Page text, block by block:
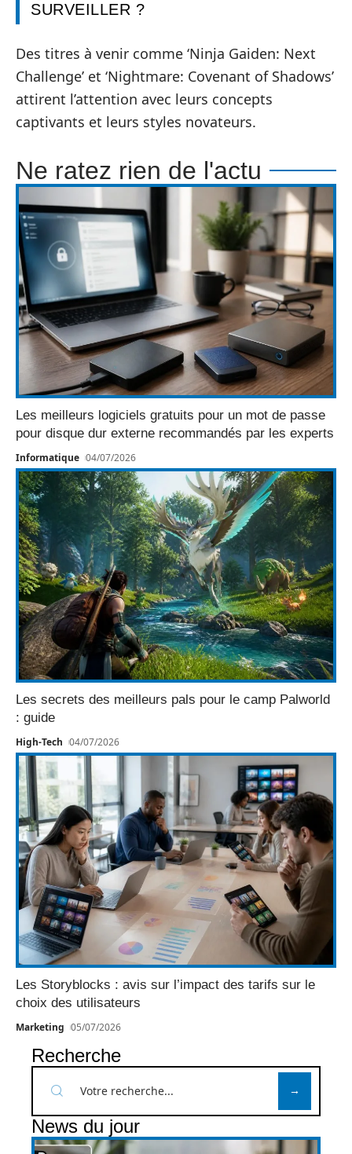
SURVEILLER ?
Des titres à venir comme ‘Ninja Gaiden: Next
Challenge’ et ‘Nightmare: Covenant of Shadows’
attirent l’attention avec leurs concepts
captivants et leurs styles novateurs.
Ne ratez rien de l'actu
Les meilleurs logiciels gratuits pour un mot de passe
pour disque dur externe recommandés par les experts
Informatique 04/07/2026
Les secrets des meilleurs pals pour le camp Palworld
: guide
High-Tech 04/07/2026
Les Storyblocks : avis sur l’impact des tarifs sur le
choix des utilisateurs
Marketing 05/07/2026
Recherche
News du jour